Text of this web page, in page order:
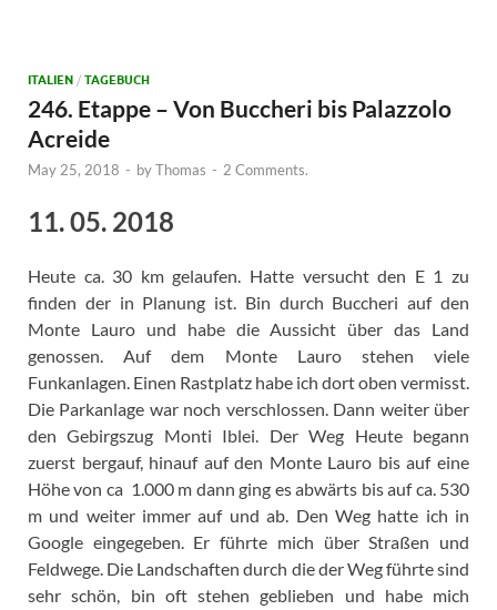
ITALIEN / TAGEBUCH
246. Etappe – Von Buccheri bis Palazzolo
Acreide
May 25, 2018 - byThomas - 2 Comments.
11. 05. 2018
Heute ca. 30 km gelaufen. Hatte versucht den E 1 zu
finden der in Planung ist. Bin durch Buccheri auf den
Monte Lauro und habe die Aussicht über das Land
genossen. Auf dem Monte Lauro stehen viele
Funkanlagen. Einen Rastplatz habe ich dort oben vermisst.
Die Parkanlage war noch verschlossen. Dann weiter über
den Gebirgszug Monti Iblei. Der Weg Heute begann
zuerst bergauf, hinauf auf den Monte Lauro bis auf eine
Höhe von ca 1.000 m dann ging es abwärts bis auf ca. 530
m und weiter immer auf und ab. Den Weg hatte ich in
Google eingegeben. Er führte mich über Straßen und
Feldwege. Die Landschaften durch die der Weg führte sind
sehr schön, bin oft stehen geblieben und habe mich